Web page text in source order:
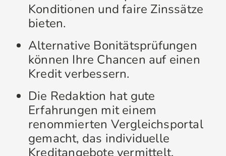
Konditionen und faire Zinssätze
bieten.
Alternative Bonitätsprüfungen
können Ihre Chancen auf einen
Kredit verbessern.
Die Redaktion hat gute
Erfahrungen mit einem
renommierten Vergleichsportal
gemacht, das individuelle
Kreditangebote vermittelt.